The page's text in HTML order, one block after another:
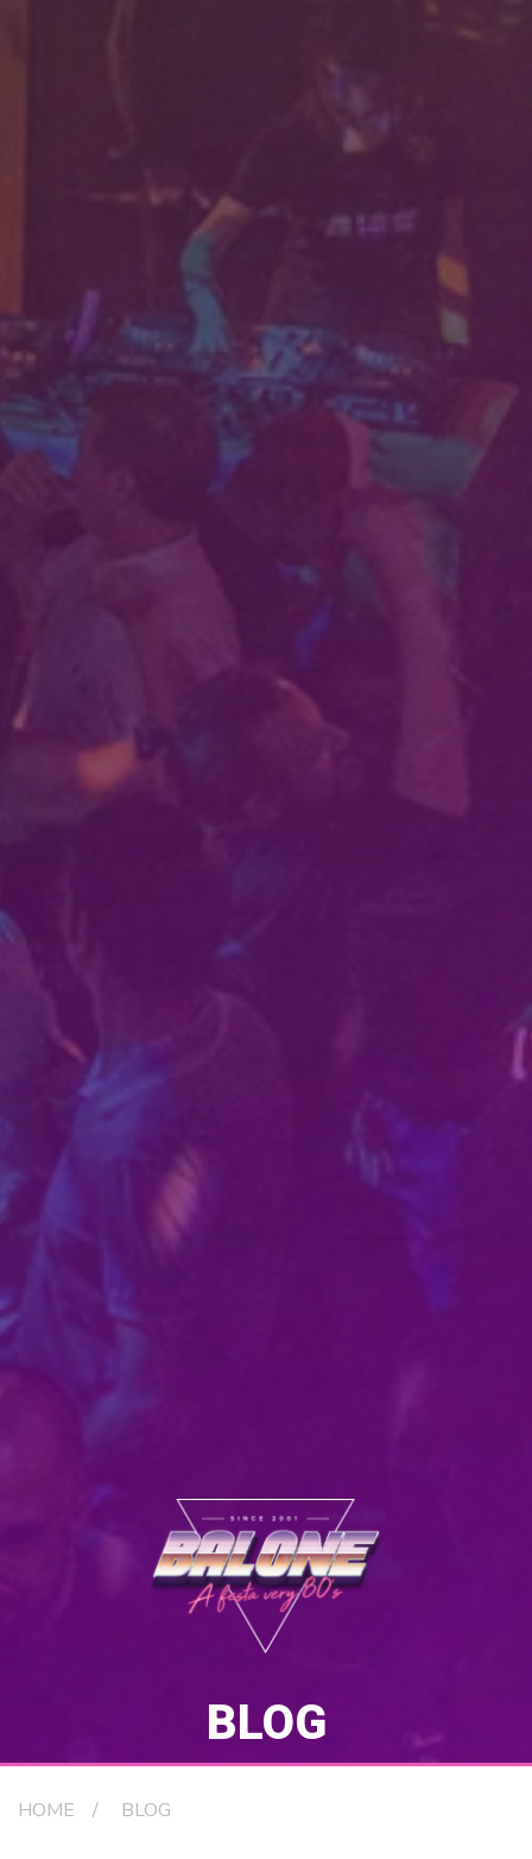
BLOG
HOME BLOG